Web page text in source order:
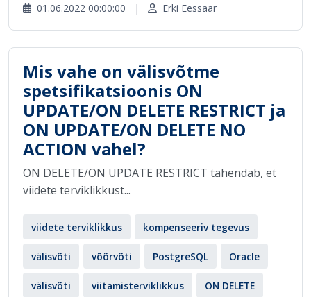
01.06.2022 00:00:00 | Erki Eessaar
Mis vahe on välisvõtme
spetsifikatsioonis ON
UPDATE/ON DELETE RESTRICT ja
ON UPDATE/ON DELETE NO
ACTION vahel?
ON DELETE/ON UPDATE RESTRICT tähendab, et
viidete terviklikkust...
viidete terviklikkus kompenseeriv tegevus
välisvõti võõrvõti PostgreSQL Oracle
välisvõti viitamisterviklikkus ON DELETE